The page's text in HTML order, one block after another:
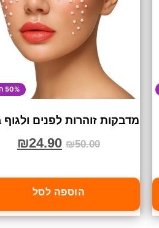
50% הנחה
מדבקות זוהרות לפנים ולגוף Ayla
₪50.00
₪24.90
הוספה לסל